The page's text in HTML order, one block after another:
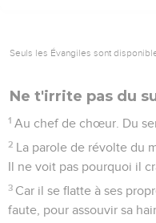
Seuls les Évangiles sont
Ne t'irrite pas du
1 Au chef de chœur. Du
2 La parole de révolte du
Il ne voit pas pourquoi il
3 Car il se flatte à ses
faute, pour assouvir sa